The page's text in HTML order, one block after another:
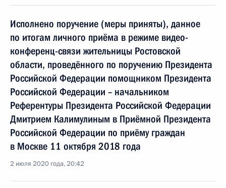
Исполнено поручение (меры приняты), данное
по итогам личного приёма в режиме видео-
конференц-связи жительницы Ростовской
области, проведённого по поручению Президента
Российской Федерации помощником Президента
Российской Федерации – начальником
Референтуры Президента Российской Федерации
Дмитрием Калимулиным в Приёмной Президента
Российской Федерации по приёму граждан
в Москве 11 октября 2018 года
2 июля 2020 года, 20:42